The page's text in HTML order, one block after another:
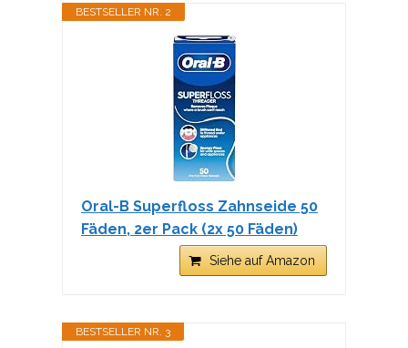
BESTSELLER NR. 2
Oral-B Superfloss Zahnseide 50
Fäden, 2er Pack (2x 50 Fäden)
Siehe auf Amazon
BESTSELLER NR. 3